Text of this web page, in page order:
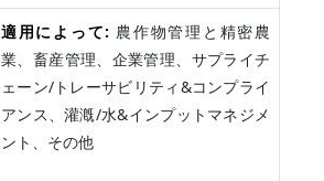
適用によって: 農作物管理と精密農
業、畜産管理、企業管理、サプライチ
ェーン/トレーサビリティ&コンプライ
アンス、灌漑/水&インプットマネジメ
ント、その他